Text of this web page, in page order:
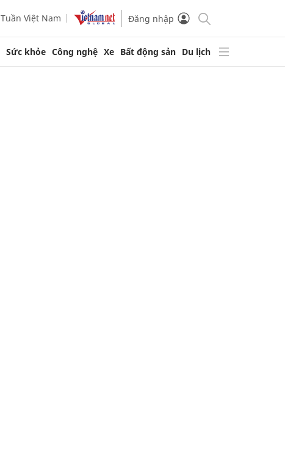
Tuần Việt Nam Đăng nhập
Sức khỏe Công nghệ Xe Bất động sản Du lịch